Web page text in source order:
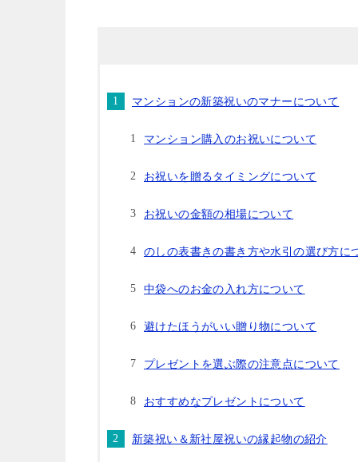
マンションの新築祝いのマナーについて
マンション購入のお祝いについて
お祝いを贈るタイミングについて
お祝いの金額の相場について
のしの表書きの書き方や水引の選び方に
中袋へのお金の入れ方について
避けたほうがいい贈り物について
プレゼントを選ぶ際の注意点について
おすすめなプレゼントについて
新築祝い＆新社屋祝いの縁起物の紹介